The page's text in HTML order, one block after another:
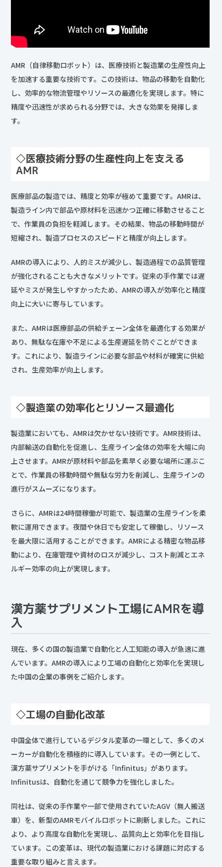
AMR（自律移動ロボット）は、医療技術と製造業の生産性向上
を加速する重要な技術です。この技術は、物品の移動を自動化
し、効率的な物流管理やリソースの最適化を実現します。特に
精度や迅速性が求められる分野では、大きな効果を発揮しま
す。
◇医療技術分野の生産性向上を支える
AMR
医療部品の製造では、精度と効率が極めて重要です。AMRは、
製造ライン内で部品や原材料を迅速かつ正確に移動させること
で、作業員の負担を軽減します。その結果、物品の移動時間が
短縮され、製造プロセスのスピードと精度が向上します。
AMRの導入により、人的ミスが減少し、製造過程での品質管理
が強化されることも大きなメリットです。従来の手作業では遅
延やミスが発生しやすかったため、AMRの導入が効率化と精度
向上に大いに寄与しています。
また、AMRは医療部品の供給チェーン全体を最適化する効果が
あり、無駄な在庫や不足による生産遅延を防ぐことができま
す。これにより、製造ラインに必要な部品や材料が確実に供給
され、生産効率が向上します。
◇製造業の効率化とリソース最適化
製造業においても、AMRは欠かせない技術です。AMR技術は、
内部輸送の自動化を促進し、生産ライン全体の効率を大幅に向
上させます。AMRが原材料や部品を素早く必要な場所に運ぶこ
とで、作業員の移動時間や無駄な労力を削減し、生産ラインの
進行がスムーズになります。
さらに、AMRは24時間稼働が可能で、製造業の生産ラインを柔
軟に運用できます。夜間や休日でも安定して稼働し、リソース
を最大限に活用することができます。AMRによる精密な物品移
動により、在庫管理や資材のロスが減少し、コスト削減とエネ
ルギー効率の向上が実現します。
漢方薬サプリメント工場にAMRを導
入
現在、多くの国の製造業で自動化と人工知能の導入が急速に進
んでいます。AMRの導入により工場の自動化と効率化を実現し
た中国の企業の事例をご紹介します。
◇工場の自動化改革
中国全体で進行しているデジタル変革の一環として、多くのメ
ーカーが自動化を積極的に導入しています。その一例として、
漢方薬サプリメントを手がける「Infinitus」があります。
Infinitusは、自動化を通じて競争力を強化しました。
同社は、従来の手作業や一部で使用されていたAGV（無人搬送
車）を、新型のAMRモバイルロボットに刷新しました。これに
より、より高度な自動化を実現し、品質向上と効率化を目指し
ています。この変革は、現代の製造業における課題に対応する
重要な取り組みと言えます。